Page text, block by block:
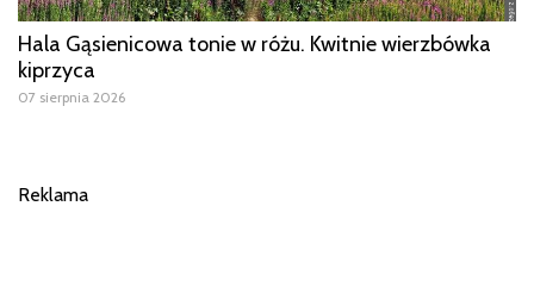
Hala Gąsienicowa tonie w różu. Kwitnie wierzbówka
kiprzyca
07 sierpnia 2026
Reklama